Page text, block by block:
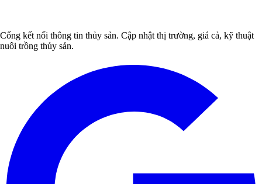
Cổng kết nối thông tin thủy sản. Cập nhật thị trường, giá cả, kỹ thuật
nuôi trồng thủy sản.